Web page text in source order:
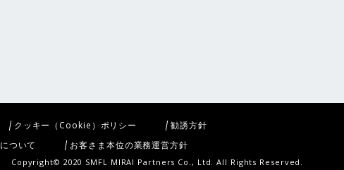
クッキー（Cookie）ポリシー
勧誘方針
ついて お客さま本位の業務運営方針
Copyright© 2020 SMFL MIRAI Partners Co., Ltd.All Rights Reserved.